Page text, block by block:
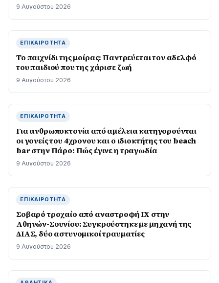
9 Αυγούστου 2026
ΕΠΙΚΑΙΡΌΤΗΤΑ
Το παιχνίδι της μοίρας: Παντρεύεται τον αδελφό
του παιδιού που της χάρισε ζωή
9 Αυγούστου 2026
ΕΠΙΚΑΙΡΌΤΗΤΑ
Για ανθρωποκτονία από αμέλεια κατηγορούνται
οι γονείς του 4χρονου και ο ιδιοκτήτης του beach
bar στην Πάρο: Πώς έγινε η τραγωδία
9 Αυγούστου 2026
ΕΠΙΚΑΙΡΌΤΗΤΑ
Σοβαρό τροχαίο από αναστροφή ΙΧ στην
Αθηνών-Σουνίου: Συγκρούστηκε με μηχανή της
ΔΙΑΣ, δύο αστυνομικοί τραυματίες
9 Αυγούστου 2026